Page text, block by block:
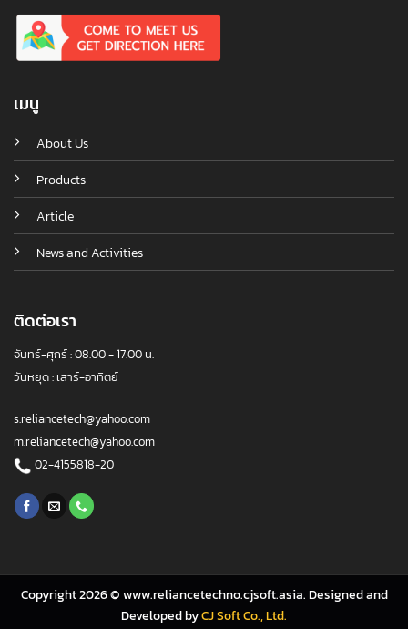
เมนู
About Us
Products
Article
News and Activities
ติดต่อเรา
จันทร์-ศุกร์ : 08.00 - 17.00 น.
วันหยุด : เสาร์-อาทิตย์
s.reliancetech@yahoo.com
m.reliancetech@yahoo.com
02-4155818-20
Copyright 2026 © www.reliancetechno.cjsoft.asia. Designed and
Developed byCJ Soft Co., Ltd.